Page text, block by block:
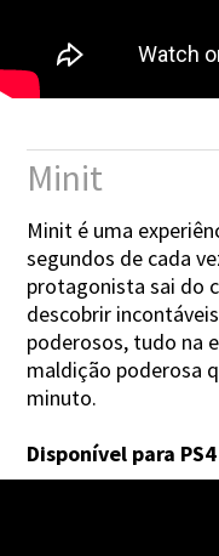
Minit
Minit é uma
segundos de cada
protagonista sai do
descobrir
poderosos, tudo na
maldição poderosa
minuto.
Disponível para